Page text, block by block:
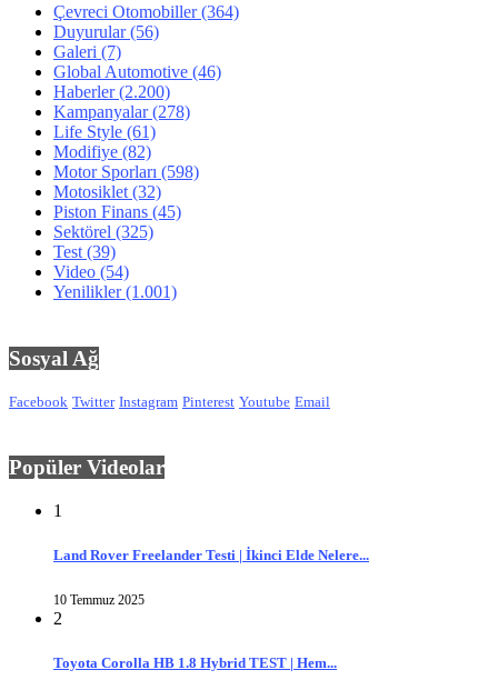
Çevreci Otomobiller(364)
Duyurular(56)
Galeri (7)
Global Automotive (46)
Haberler(2.200)
Kampanyalar(278)
Life Style (61)
Modifiye (82)
Motor Sporları (598)
Motosiklet (32)
Piston Finans (45)
Sektörel (325)
Test (39)
Video (54)
Yenilikler(1.001)
Sosyal Ağ
Facebook Twitter Instagram Pinterest Youtube Email
Popüler Videolar
1
Land Rover Freelander Testi | İkinci Elde Nelere...
10 Temmuz 2025
2
Toyota Corolla HB 1.8 Hybrid TEST | Hem...